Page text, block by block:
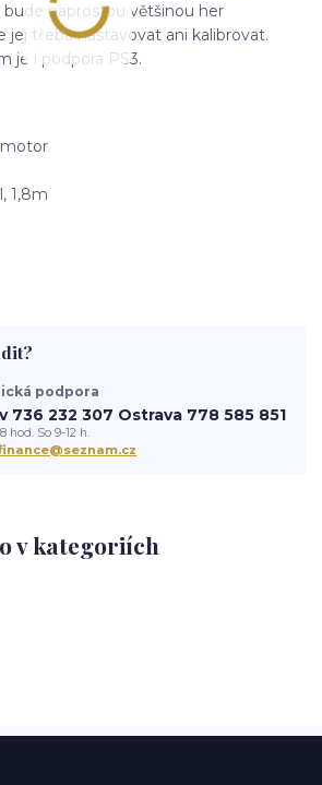
naprostou většinou her
jej třeba nastavovat ani kalibrovat.
je i podpora PS3.
motor
1,8m
v kategoriích
podpora
736 232 307 Ostrava 778 585 851
hod. So 9-12 h.